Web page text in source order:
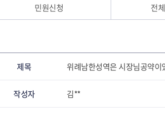
민원신청 전
제목 위례남한성역은 시장님공약
작성자 김**